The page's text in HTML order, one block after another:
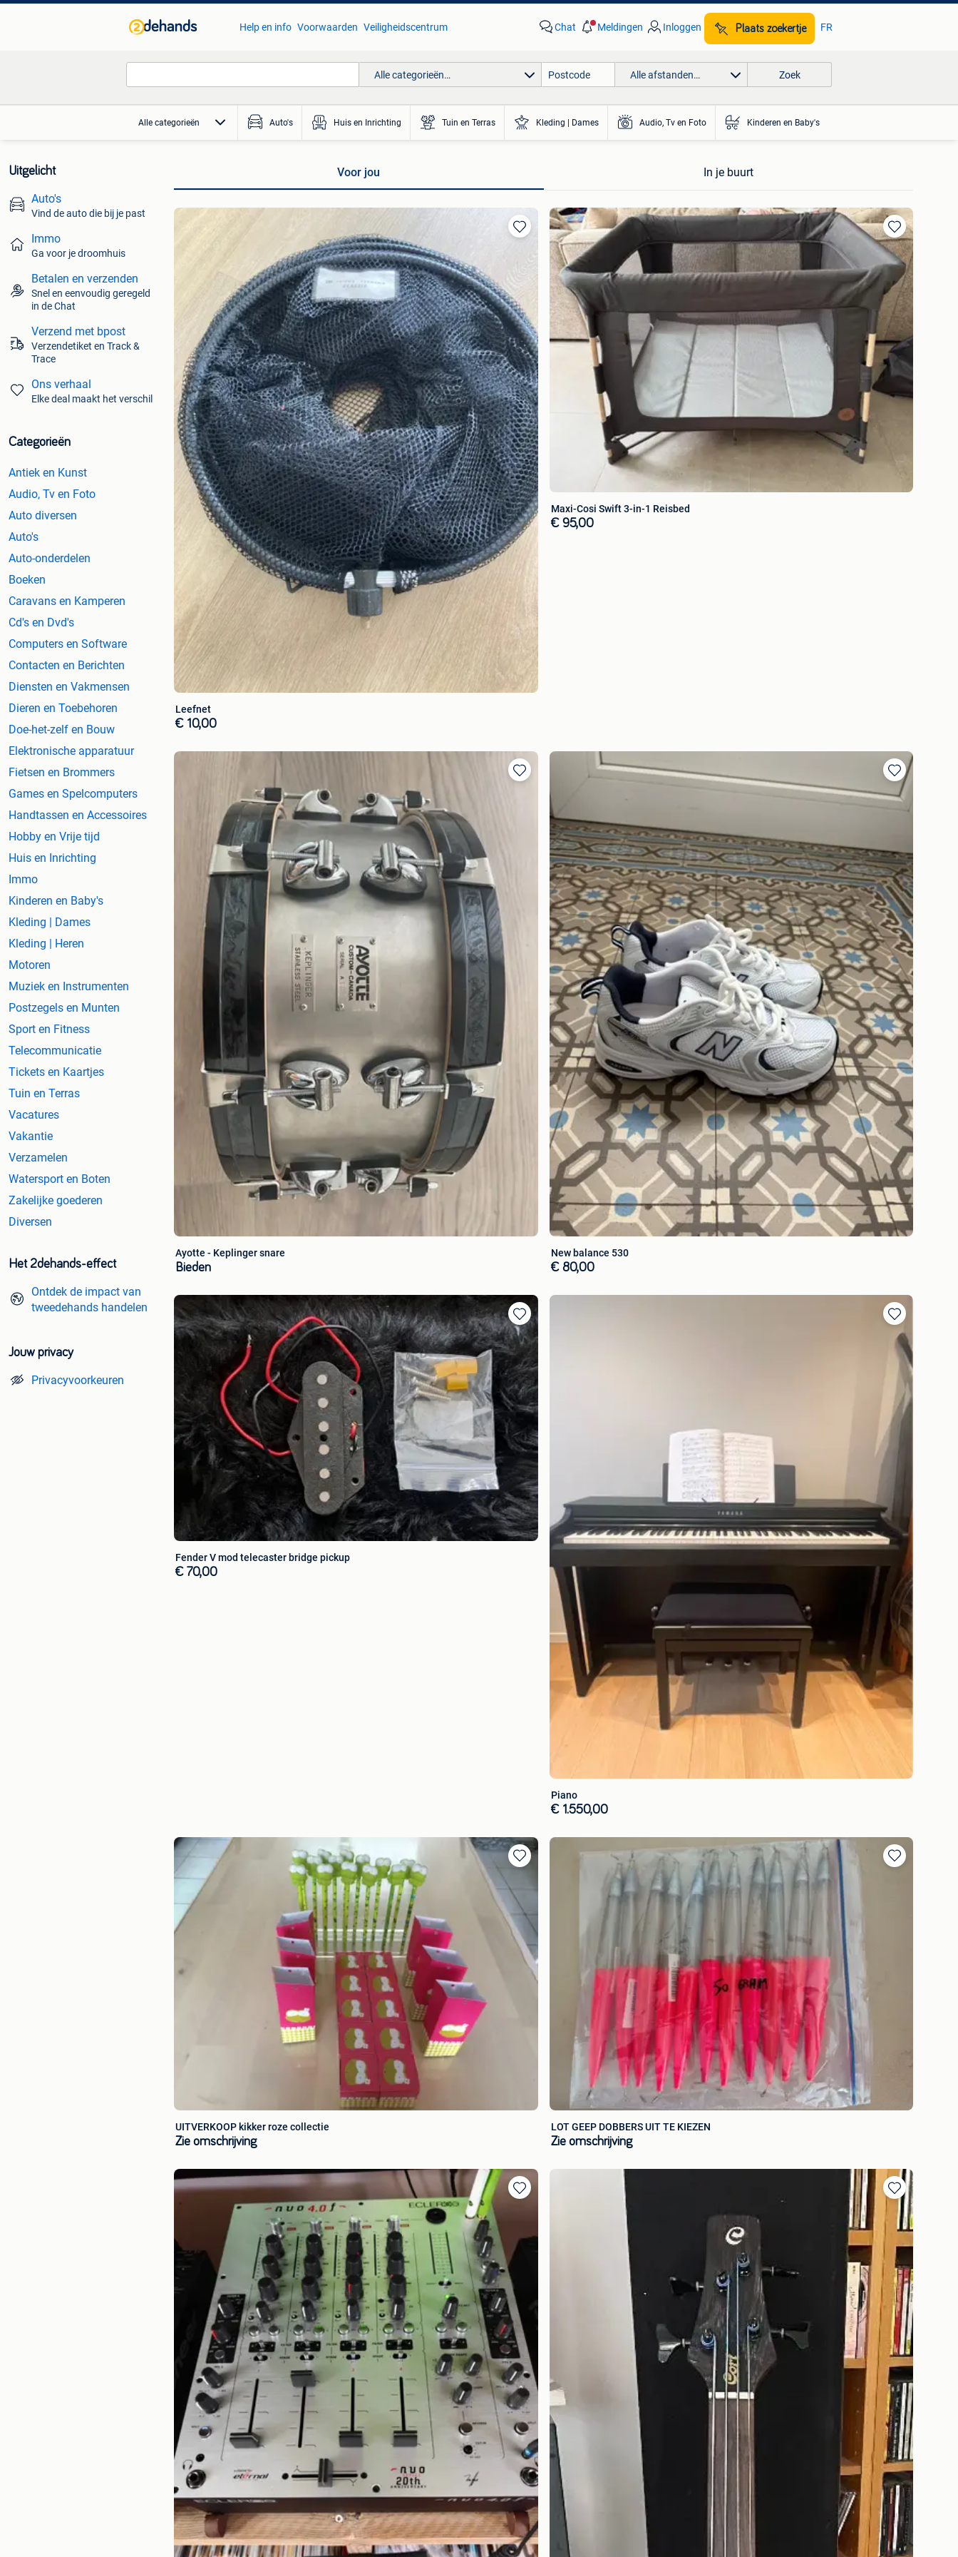
Help en info Voorwaarden Veiligheidscentrum Chat Meldingen Inloggen Plaats zoekertje FR
Alle categorieën… Alle afstanden… Zoek
Alle categorieën Auto's Huis en Inrichting Tuin en Terras Kleding | Dames Audio, Tv en Foto Kinderen en Baby's
Uitgelicht
Auto's
Vind de auto die bij je past
Immo
Ga voor je droomhuis
Betalen en verzenden
Snel en eenvoudig geregeld
in de Chat
Verzend met bpost
Verzendetiket en Track &
Trace
Ons verhaal
Elke deal maakt het verschil
Categorieën
Antiek en Kunst
Audio, Tv en Foto
Auto diversen
Auto's
Auto-onderdelen
Boeken
Caravans en Kamperen
Cd's en Dvd's
Computers en Software
Contacten en Berichten
Diensten en Vakmensen
Dieren en Toebehoren
Doe-het-zelf en Bouw
Elektronische apparatuur
Fietsen en Brommers
Games en Spelcomputers
Handtassen en Accessoires
Hobby en Vrije tijd
Huis en Inrichting
Immo
Kinderen en Baby's
Kleding | Dames
Kleding | Heren
Motoren
Muziek en Instrumenten
Postzegels en Munten
Sport en Fitness
Telecommunicatie
Tickets en Kaartjes
Tuin en Terras
Vacatures
Vakantie
Verzamelen
Watersport en Boten
Zakelijke goederen
Diversen
Het 2dehands-effect
Ontdek de impact van
tweedehands handelen
Jouw privacy
Privacyvoorkeuren
Voor jou In je buurt
Leefnet
€ 10,00
Toevoegen
Maxi-Cosi Swift 3-in-1 Reisbed
€ 95,00
Toevoegen
aan
favorieten
Ayotte - Keplinger snare
Bieden
Toevoegen
New balance 530
€ 80,00
Toevoegen
aan
favorieten
Fender V mod telecaster bridge pickup
€ 70,00
Toevoegen
aan
favorieten
Piano
€ 1.550,00
Toevoegen
aan
favorieten
UITVERKOOP kikker roze collectie
Zie omschrijving
Toevoegen
aan
favorieten
LOT GEEP DOBBERS UIT TE KIEZEN
Zie omschrijving
Toevoegen
Toevoegen
Toevoegen
aan
favorieten